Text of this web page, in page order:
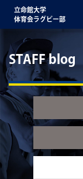
立命館大学
体育会ラグビー部
STAFF blog